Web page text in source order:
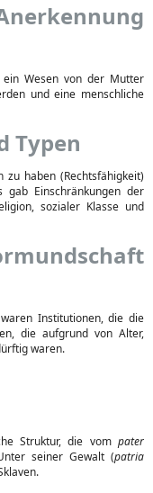
Wesen von der Mutter
und eine menschliche
Typen
zu haben (Rechtsfähigkeit)
gab Einschränkungen der
sozialer Klasse und
Institutionen, die die
die aufgrund von Alter,
waren.
Struktur, die vom pater
seiner Gewalt (patria